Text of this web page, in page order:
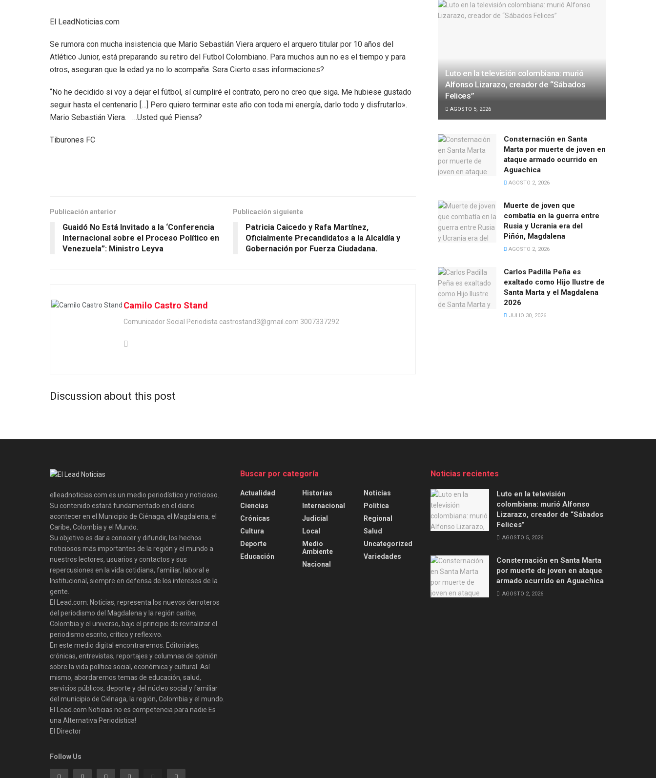
El LeadNoticias.com
Se rumora con mucha insistencia que Mario Sebastián Viera arquero el arquero titular por 10 años del
Atlético Junior, está preparando su retiro del Futbol Colombiano. Para muchos aun no es el tiempo y para
otros, aseguran que la edad ya no lo acompaña. Sera Cierto esas informaciones?
“No he decidido si voy a dejar el fútbol, sí cumpliré el contrato, pero no creo que siga. Me hubiese gustado
seguir hasta el centenario […] Pero quiero terminar este año con toda mi energía, darlo todo y disfrutarlo».
Mario Sebastián Viera. …Usted qué Piensa?
Tiburones FC
Publicación anterior
Guaidó No Está Invitado a la ‘Conferencia
Internacional sobre el Proceso Político en
Venezuela”: Ministro Leyva
Publicación siguiente
Patricia Caicedo y Rafa Martínez,
Oficialmente Precandidatos a la Alcaldía y
Gobernación por Fuerza Ciudadana.
Camilo Castro Stand
Comunicador Social Periodista castrostand3@gmail.com 3007337292
Discussion about this post
Luto en la televisión colombiana: murió
Alfonso Lizarazo, creador de “Sábados
Felices”
AGOSTO 5, 2026
Consternación en Santa
Marta por muerte de joven en
ataque armado ocurrido en
Aguachica
AGOSTO 2, 2026
Muerte de joven que
combatía en la guerra entre
Rusia y Ucrania era del
Piñón, Magdalena
AGOSTO 2, 2026
Carlos Padilla Peña es
exaltado como Hijo Ilustre de
Santa Marta y el Magdalena
2026
JULIO 30, 2026
elleadnoticias.com es un medio periodístico y noticioso.
Su contenido estará fundamentado en el diario
acontecer en el Municipio de Ciénaga, el Magdalena, el
Caribe, Colombia y el Mundo.
Su objetivo es dar a conocer y difundir, los hechos
noticiosos más importantes de la región y el mundo a
nuestros lectores, usuarios y contactos y sus
repercusiones en la vida cotidiana, familiar, laboral e
Institucional, siempre en defensa de los intereses de la
gente.
El Lead.com: Noticias, representa los nuevos derroteros
del periodismo del Magdalena y la región caribe,
Colombia y el universo, bajo el principio de revitalizar el
periodismo escrito, crítico y reflexivo.
En este medio digital encontraremos: Editoriales,
crónicas, entrevistas, reportajes y columnas de opinión
sobre la vida política social, económica y cultural. Así
mismo, abordaremos temas de educación, salud,
servicios públicos, deporte y del núcleo social y familiar
del municipio de Ciénaga, la región, Colombia y el mundo.
El Lead.com Noticias no es competencia para nadie Es
una Alternativa Periodística!
El Director
Follow Us
Buscar por categoría
Actualidad
Ciencias
Crónicas
Cultura
Deporte
Educación
Historias
Internacional
Judicial
Local
Medio
Ambiente
Nacional
Noticias
Política
Regional
Salud
Uncategorized
Variedades
Noticias recientes
Luto en la televisión
colombiana: murió Alfonso
Lizarazo, creador de “Sábados
Felices”
AGOSTO 5, 2026
Consternación en Santa Marta
por muerte de joven en ataque
armado ocurrido en Aguachica
AGOSTO 2, 2026